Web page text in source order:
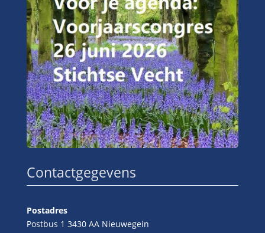
Contactgegevens
Postadres
Postbus 1 3430 AA Nieuwegein